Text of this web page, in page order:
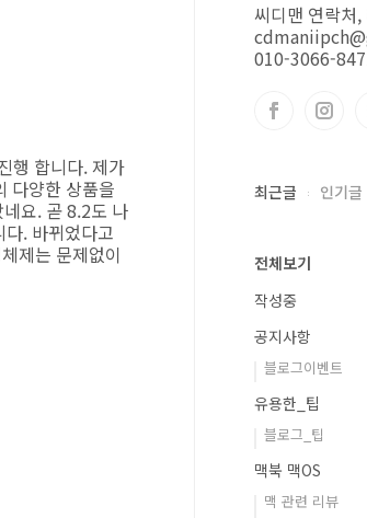
행 합니다. 제가
다양한 상품을
요. 곧 8.2도 나
. 바뀌었다고
제는 문제없이
씨디맨 연락처
010-3066-
최근글 인기글
전체보기
작성중
공지사항
블로그이벤트
유용한_팁
블로그_팁
맥북 맥OS
맥 관련 리뷰